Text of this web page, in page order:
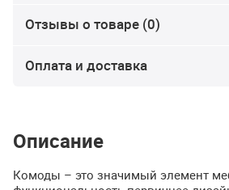
Отзывы о товаре (0)
Оплата и доставка
Описание
Комоды – это значимый элемент